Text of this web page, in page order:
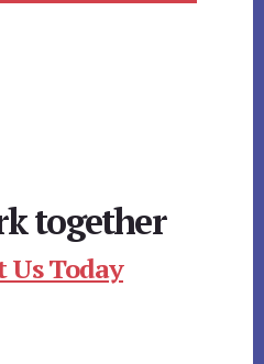
together
Us Today